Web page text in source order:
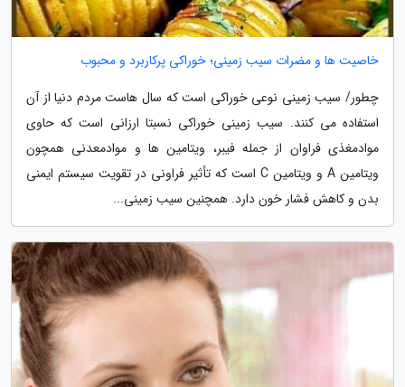
خاصیت ها و مضرات سیب زمینی؛ خوراکی پرکاربرد و محبوب
چطور/ سیب زمینی نوعی خوراکی است که سال هاست مردم دنیا از آن
استفاده می کنند. سیب زمینی خوراکی نسبتا ارزانی است که حاوی
موادمغذی فراوان از جمله فیبر، ویتامین ها و موادمعدنی همچون
ویتامین A و ویتامین C است که تأثیر فراونی در تقویت سیستم ایمنی
بدن و کاهش فشار خون دارد. همچنین سیب زمینی...